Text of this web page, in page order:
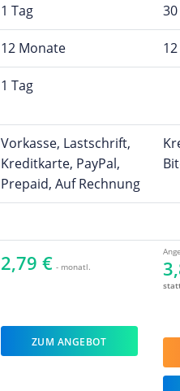
1 Tag
12 Monate
1 Tag
Vorkasse, Lastschrift,
Kreditkarte, PayPal,
Prepaid, Auf Rechnung
2,79 € - monatl.
ZUM ANGEBOT